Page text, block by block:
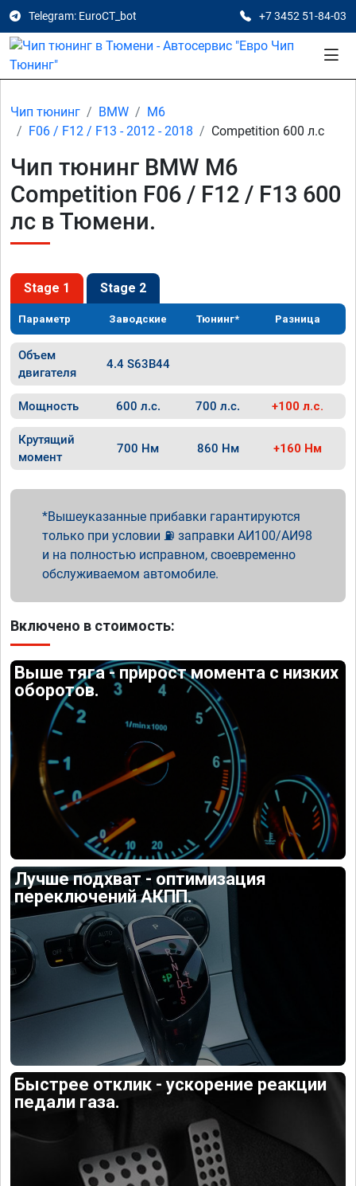
Telegram: EuroCT_bot +7 3452 51-84-03
Чип тюнинг BMW
M6
F06 / F12 / F13 - 2012 - 2018
Competition 600 л.с
Чип тюнинг BMW M6
Competition F06 / F12 / F13 600
лс в Тюмени.
Stage 1 Stage 2
Параметр Заводские Тюнинг* Разница
Объем
двигателя
4.4 S63B44
Мощность 600 л.с. 700 л.с. +100 л.с.
Крутящий
момент
700 Нм 860 Нм +160 Нм
Вышеуказанные прибавки гарантируются
только при условии ⛽ заправки АИ100/АИ98
и на полностью исправном, своевременно
обслуживаемом автомобиле.
Включено в стоимость:
Выше тяга - прирост момента с низких
оборотов.
Лучше подхват - оптимизация
переключений АКПП.
Быстрее отклик - ускорение реакции
педали газа.